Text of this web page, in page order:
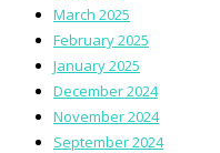
March 2025
February 2025
January 2025
December 2024
November 2024
September 2024